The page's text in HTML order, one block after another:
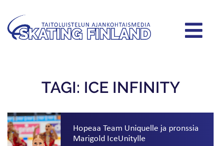
TAGI: ICE INFINITY
Hopeaa Team Uniquelle ja pronssia
Marigold IceUnitylle